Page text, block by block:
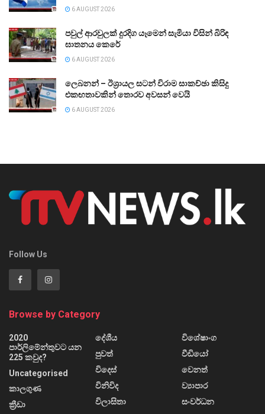
6 AUGUST 2026
පවුල් ආරවුලක් දුරදිග යෑමෙන් සැමියා විසින් බිරිඳ
ඝාතනය කෙරේ
6 AUGUST 2026
ලෙබනන් – ඊශ්‍රායල සටන් විරාම සාකච්ඡා කිසිදු
එකඟතාවකින් තොරව අවසන් වෙයි
6 AUGUST 2026
Follow Us
Browse by Category
2020
පාර්ලිමේන්තුවට යන
225 කවුද?
Uncategorised
කාලගුණ
ක්‍රීඩා
දේශීය
පුවත්
විදෙස්
විනිවිද
විලාසිතා
විශේෂාංග
වීඩියෝ
වෙනත්
ව්‍යාපාර
සංවර්ධන